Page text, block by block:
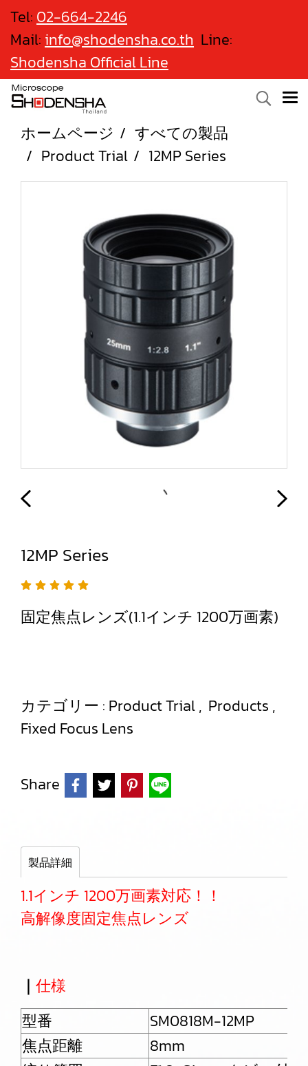
Tel: 02-664-2246
Mail: info@shodensha.co.th Line:
Shodensha Official Line
ホームページ
すべての製品
Product Trial
12MP Series
12MP Series
固定焦点レンズ(1.1インチ 1200万画素)
カテゴリー : Product Trial, Products ,
Fixed Focus Lens
Share
製品詳細
1.1インチ 1200万画素対応！！
高解像度固定焦点レンズ
｜ 仕様
型番
SM0818M-12MP
焦点距離
8mm